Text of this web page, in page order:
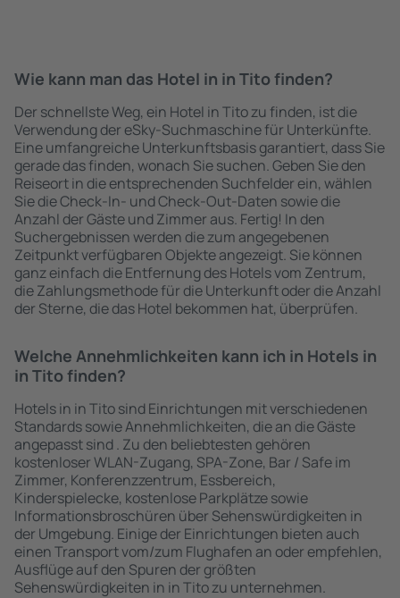
Wie kann man das Hotel in in Tito finden?
Der schnellste Weg, ein Hotel in Tito zu finden, ist die
Verwendung der eSky-Suchmaschine für Unterkünfte.
Eine umfangreiche Unterkunftsbasis garantiert, dass Sie
gerade das finden, wonach Sie suchen. Geben Sie den
Reiseort in die entsprechenden Suchfelder ein, wählen
Sie die Check-In- und Check-Out-Daten sowie die
Anzahl der Gäste und Zimmer aus. Fertig! In den
Suchergebnissen werden die zum angegebenen
Zeitpunkt verfügbaren Objekte angezeigt. Sie können
ganz einfach die Entfernung des Hotels vom Zentrum,
die Zahlungsmethode für die Unterkunft oder die Anzahl
der Sterne, die das Hotel bekommen hat, überprüfen.
Welche Annehmlichkeiten kann ich in Hotels in
in Tito finden?
Hotels in in Tito sind Einrichtungen mit verschiedenen
Standards sowie Annehmlichkeiten, die an die Gäste
angepasst sind . Zu den beliebtesten gehören
kostenloser WLAN-Zugang, SPA-Zone, Bar / Safe im
Zimmer, Konferenzzentrum, Essbereich,
Kinderspielecke, kostenlose Parkplätze sowie
Informationsbroschüren über Sehenswürdigkeiten in
der Umgebung. Einige der Einrichtungen bieten auch
einen Transport vom/zum Flughafen an oder empfehlen,
Ausflüge auf den Spuren der größten
Sehenswürdigkeiten in in Tito zu unternehmen.